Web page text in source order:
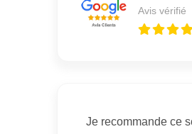
Avis vérifié
Je recommande ce